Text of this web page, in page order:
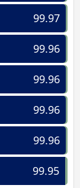
99.97
99.96
99.96
99.96
99.96
99.95